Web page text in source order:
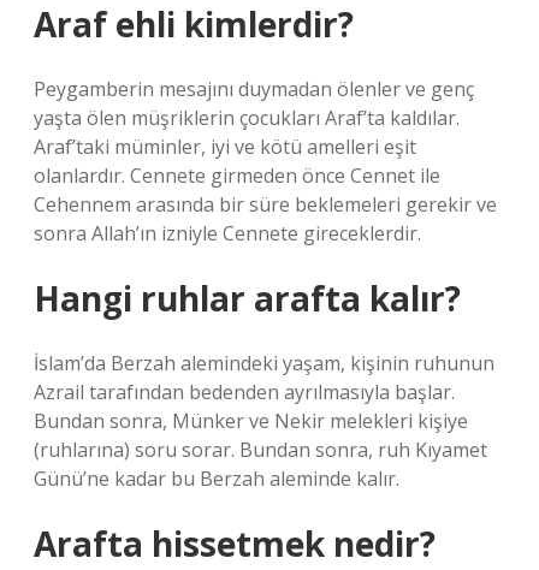
Araf ehli kimlerdir?
Peygamberin mesajını duymadan ölenler ve genç
yaşta ölen müşriklerin çocukları Araf’ta kaldılar.
Araf’taki müminler, iyi ve kötü amelleri eşit
olanlardır. Cennete girmeden önce Cennet ile
Cehennem arasında bir süre beklemeleri gerekir ve
sonra Allah’ın izniyle Cennete gireceklerdir.
Hangi ruhlar arafta kalır?
İslam’da Berzah alemindeki yaşam, kişinin ruhunun
Azrail tarafından bedenden ayrılmasıyla başlar.
Bundan sonra, Münker ve Nekir melekleri kişiye
(ruhlarına) soru sorar. Bundan sonra, ruh Kıyamet
Günü’ne kadar bu Berzah aleminde kalır.
Arafta hissetmek nedir?